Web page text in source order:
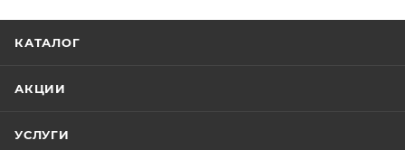
КАТАЛОГ
АКЦИИ
УСЛУГИ